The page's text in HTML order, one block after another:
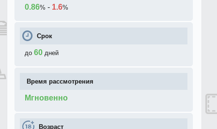
0.86% - 1.6%
Срок
до 60 дней
Время рассмотрения
Мгновенно
Возраст